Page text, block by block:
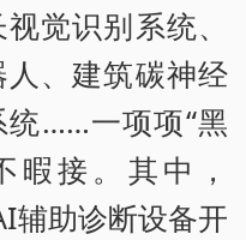
觉识别系统、
、建筑碳神经
统……一项项“黑
暇接。其中，
辅助诊断设备开